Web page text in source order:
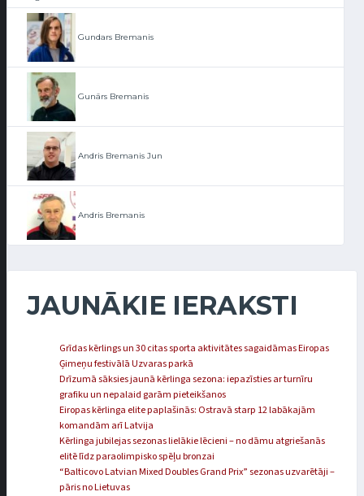
Gundars Bremanis
Gunārs Bremanis
Andris Bremanis Jun
Andris Bremanis
JAUNĀKIE IERAKSTI
Grīdas kērlings un 30 citas sporta aktivitātes sagaidāmas Eiropas
Ģimeņu festivālā Uzvaras parkā
Drīzumā sāksies jaunā kērlinga sezona: iepazīsties ar turnīru
grafiku un nepalaid garām pieteikšanos
Eiropas kērlinga elite paplašinās: Ostravā starp 12 labākajām
komandām arī Latvija
Kērlinga jubilejas sezonas lielākie lēcieni – no dāmu atgriešanās
elitē līdz paraolimpisko spēļu bronzai
“Balticovo Latvian Mixed Doubles Grand Prix” sezonas uzvarētāji –
pāris no Lietuvas